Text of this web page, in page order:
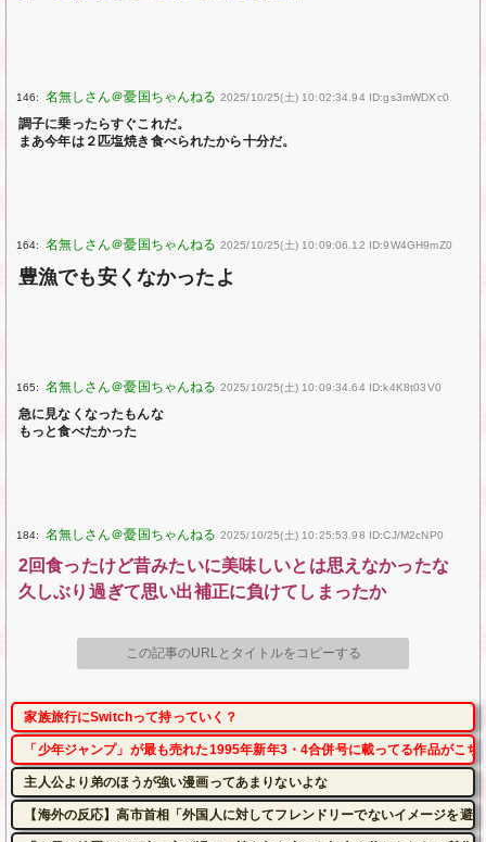
146: 2025/10/25(土) 10:02:34.94 ID:gs3mWDXc0
調子に乗ったらすぐこれだ。
まあ今年は２匹塩焼き食べられたから十分だ。
164: 2025/10/25(土) 10:09:06.12 ID:9W4GH9mZ0
豊漁でも安くなかったよ
165: 2025/10/25(土) 10:09:34.64 ID:k4K8t03V0
急に見なくなったもんな
もっと食べたかった
184: 2025/10/25(土) 10:25:53.98 ID:CJ/M2cNP0
2回食ったけど昔みたいに美味しいとは思えなかったな
久しぶり過ぎて思い出補正に負けてしまったか
この記事のURLとタイトルをコピーする
家族旅行にSwitchって持っていく？
「少年ジャンプ」が最も売れた1995年新年3・4合併号に載ってる作品がこち
主人公より弟のほうが強い漫画ってあまりないよな
【海外の反応】高市首相「外国人に対してフレンドリーでないイメージを